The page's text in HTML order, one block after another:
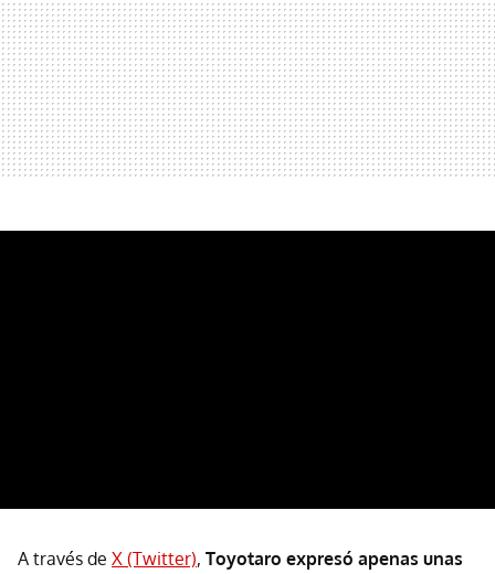
A través de X (Twitter), Toyotaro expresó apenas unas